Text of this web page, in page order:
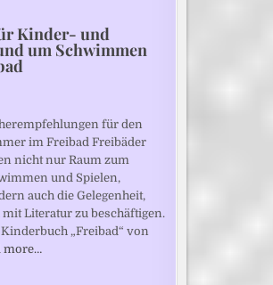
Kinder- und
um Schwimmen
für den
im Freibad Freibäder
nicht nur Raum zum
und Spielen,
auch die Gelegenheit,
mit Literatur zu beschäftigen.
Kinderbuch „Freibad“ von
more…